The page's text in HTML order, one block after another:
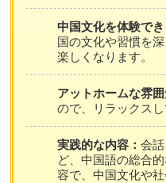
中国文化を体験でき
国の文化や習慣を
楽しくなります。
アットホームな雰囲
ので、リラックスし
実践的な内容：会
ど、中国語の総合
容で、中国文化や